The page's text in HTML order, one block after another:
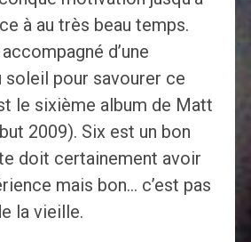
à au très beau temps.
d’une
pour savourer ce
le sixième album de Matt
2009). Six est un bon
doit certainement avoir
mais bon… c’est pas
la vieille.